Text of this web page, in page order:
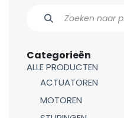
Categorieën
ALLE PRODUCTEN
ACTUATOREN
MOTOREN